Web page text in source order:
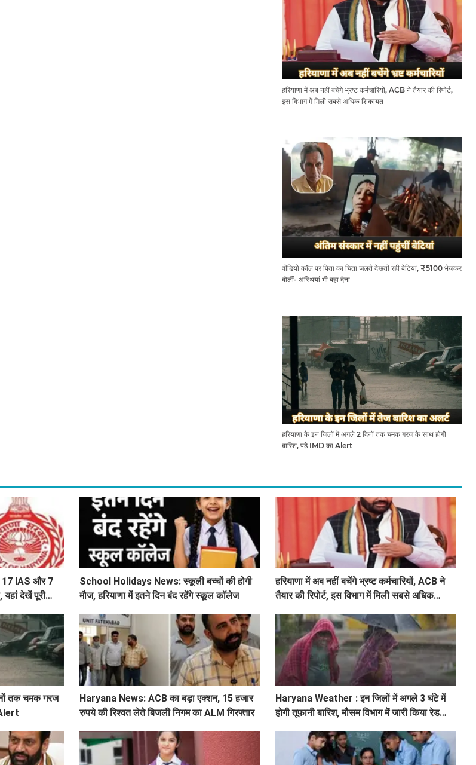
हरियाणा में अब नहीं बचेंगे भ्रष्ट कर्मचारियों, ACB ने तैयार की रिपोर्ट,
इस विभाग में मिली सबसे अधिक शिकायत
वीडियो कॉल पर पिता का चिता जलते देखती रही बेटियां, ₹5100 भेजकर
बोलीं- अस्थियां भी बहा देना
हरियाणा के इन जिलों में अगले 2 दिनों तक चमक गरज के साथ होगी
बारिश, पढ़े IMD का Alert
17 IAS और 7
यहां देखें पूरी
School Holidays News: स्कूली बच्चों की होगी
मौज, हरियाणा में इतने दिन बंद रहेंगे स्कूल कॉलेज
हरियाणा में अब नहीं बचेंगे भ्रष्ट कर्मचारियों, ACB ने
तैयार की रिपोर्ट, इस विभाग में मिली सबसे अधिक
तक चमक गरज
Haryana News: ACB का बड़ा एक्शन, 15 हजार
रुपये की रिश्वत लेते बिजली निगम का ALM गिरफ्तार
Haryana Weather : इन जिलों में अगले 3 घंटे में
होगी तूफानी बारिश, मौसम विभाग में जारी किया रेड